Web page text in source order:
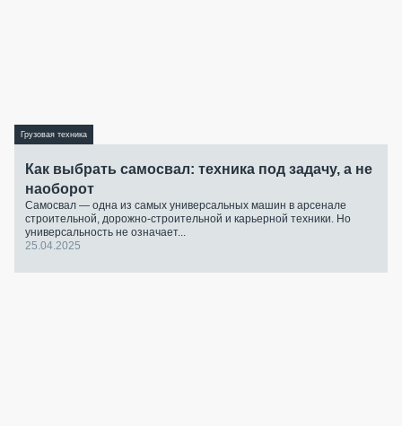
Грузовая техника
Как выбрать самосвал: техника под задачу, а не
наоборот
Самосвал — одна из самых универсальных машин в арсенале
строительной, дорожно-строительной и карьерной техники. Но
универсальность не означает...
25.04.2025